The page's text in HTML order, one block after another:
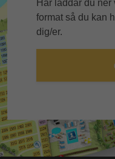
Här laddar du
format så du kan
dig/er.